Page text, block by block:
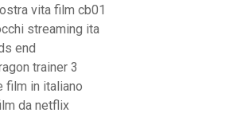
vita film cb01
streaming ita
end
trainer 3
film in italiano
da netflix